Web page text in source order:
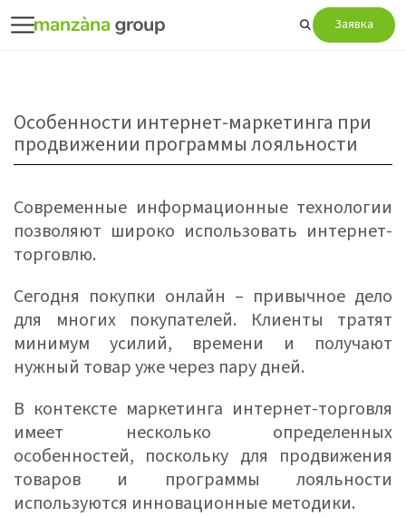
Заявка
Особенности интернет-маркетинга при
продвижении программы лояльности
Современные информационные технологии
позволяют широко использовать интернет-
торговлю.
Сегодня покупки онлайн – привычное дело
для многих покупателей. Клиенты тратят
минимум усилий, времени и получают
нужный товар уже через пару дней.
В контексте маркетинга интернет-торговля
имеет несколько определенных
особенностей, поскольку для продвижения
товаров и программы лояльности
используются инновационные методики.